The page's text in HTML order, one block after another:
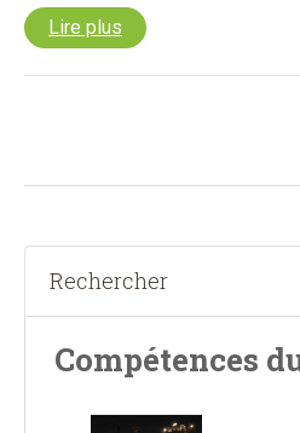
Lire plus
Compétences